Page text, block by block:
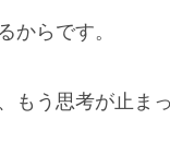
からです。
もう思考が止ま